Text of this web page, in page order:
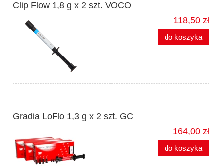
Clip Flow 1,8 g x 2 szt. VOCO
118,50 zł
do koszyka
Gradia LoFlo 1,3 g x 2 szt. GC
164,00 zł
do koszyka